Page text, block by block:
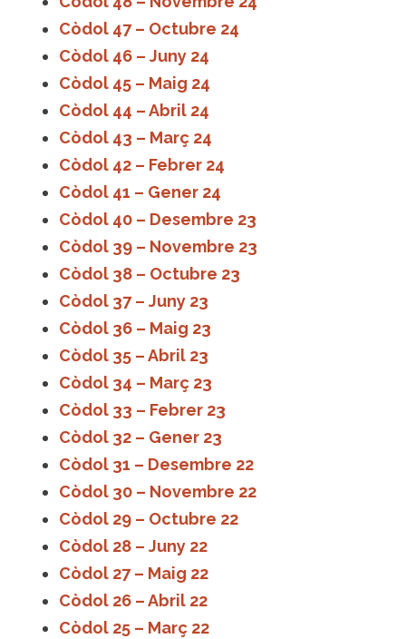
Còdol 47 – Octubre 24
Còdol 46 – Juny 24
Còdol 45 – Maig 24
Còdol 44 – Abril 24
Còdol 43 – Març 24
Còdol 42 – Febrer 24
Còdol 41 – Gener 24
Còdol 40 – Desembre 23
Còdol 39 – Novembre 23
Còdol 38 – Octubre 23
Còdol 37 – Juny 23
Còdol 36 – Maig 23
Còdol 35 – Abril 23
Còdol 34 – Març 23
Còdol 33 – Febrer 23
Còdol 32 – Gener 23
Còdol 31 – Desembre 22
Còdol 30 – Novembre 22
Còdol 29 – Octubre 22
Còdol 28 – Juny 22
Còdol 27 – Maig 22
Còdol 26 – Abril 22
Còdol 25 – Març 22